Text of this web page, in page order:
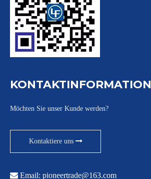
KONTAKTINFORMATION
Möchten Sie unser Kunde werden?
Kontaktiere uns
 Email: pioneertrade@163.com